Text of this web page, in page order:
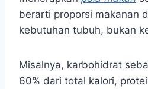
berarti proporsi makanan
kebutuhan tubuh, bukan
Misalnya, karbohidrat
60% dari total kalori,